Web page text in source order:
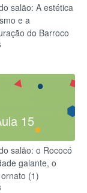
salão: A estética
e a
do Barroco
15
salão: o Rococó
galante, o
(1)